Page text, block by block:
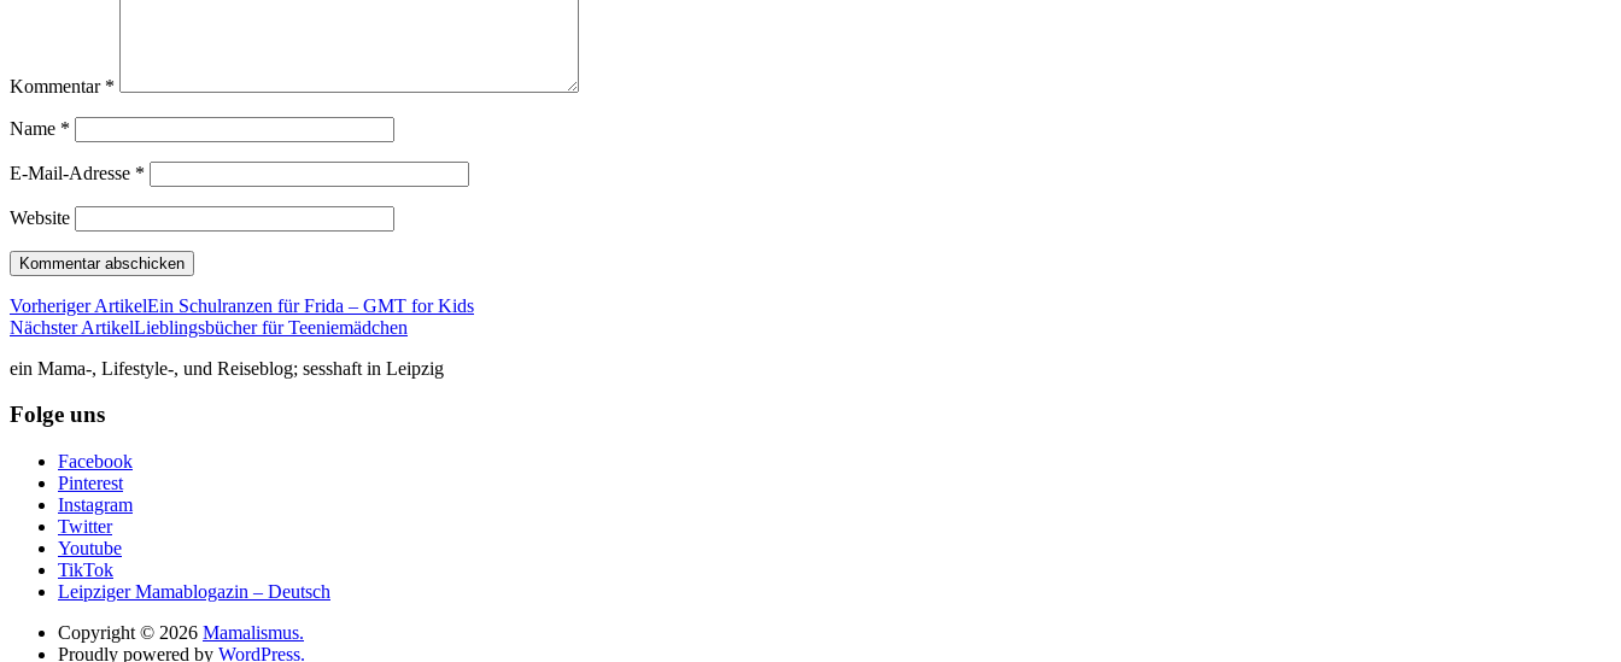
Kommentar *
Name *
E-Mail-Adresse *
Website
Vorheriger ArtikelEin Schulranzen für Frida – GMT for Kids
Nächster ArtikelLieblingsbücher für Teeniemädchen
ein Mama-, Lifestyle-, und Reiseblog; sesshaft in Leipzig
Folge uns
Facebook
Pinterest
Instagram
Twitter
Youtube
TikTok
Leipziger Mamablogazin – Deutsch
Copyright © 2026 Mamalismus.
Proudly powered by WordPress.